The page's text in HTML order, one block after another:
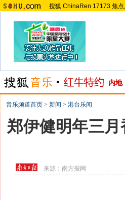
搜狐 ChinaRen 17173 焦
内地
音乐频道首页 > 新闻 > 港台乐闻
郑伊健明年三
来源：南方报网